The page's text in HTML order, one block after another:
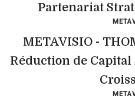
Partenariat
METAVISIO -
Réduction de Capital